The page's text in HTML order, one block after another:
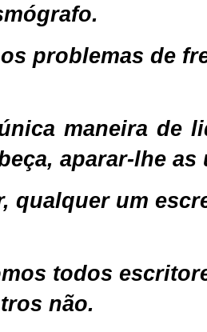
problemas de
maneira de
aparar-lhe
qualquer um
todos
não.